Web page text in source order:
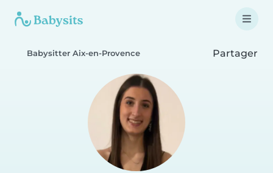
Babysitter Aix-en-Provence Partager